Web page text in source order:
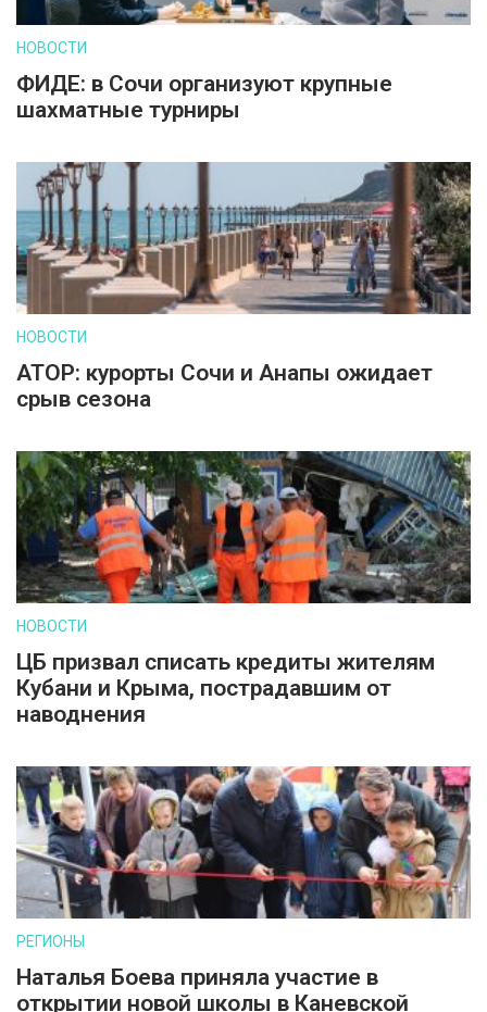
НОВОСТИ
ФИДЕ: в Сочи организуют крупные
шахматные турниры
НОВОСТИ
АТОР: курорты Сочи и Анапы ожидает
срыв сезона
НОВОСТИ
ЦБ призвал списать кредиты жителям
Кубани и Крыма, пострадавшим от
наводнения
РЕГИОНЫ
Наталья Боева приняла участие в
открытии новой школы в Каневской